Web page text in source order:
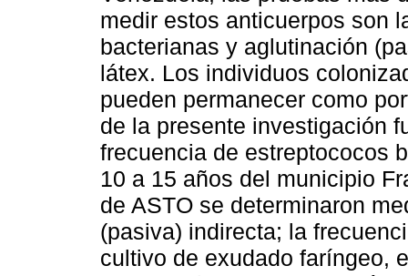
medir estos anticuerpos son
bacterianas y aglutinación
látex. Los individuos
pueden permanecer como
de la presente investigación
frecuencia de estreptococos
10 a 15 años del municipio
de ASTO se determinaron
(pasiva) indirecta; la
cultivo de exudado faríngeo,